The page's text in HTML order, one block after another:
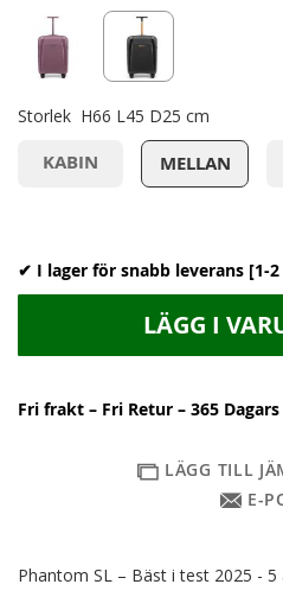
Storlek H66 L45 D25 cm
KABIN MELLAN
✔ I lager för snabb leverans [1-2
LÄGG I
Fri frakt – Fri Retur – 365
LÄGG TILL
E-
Phantom SL – Bäst i test 2025 - 5